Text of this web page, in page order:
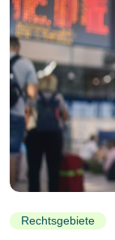
Rechtsgebiete